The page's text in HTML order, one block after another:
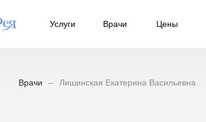
Цены
Врачи
Услуги
Лишинская Екатерина Васильевна
–
Врачи